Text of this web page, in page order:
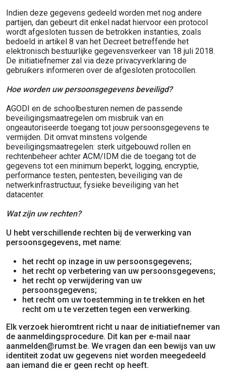
Indien deze gegevens gedeeld worden met nog andere
partijen, dan gebeurt dit enkel nadat hiervoor een protocol
wordt afgesloten tussen de betrokken instanties, zoals
bedoeld in artikel 8 van het Decreet betreffende het
elektronisch bestuurlijke gegevensverkeer van 18 juli 2018.
De initiatiefnemer zal via deze privacyverklaring de
gebruikers informeren over de afgesloten protocollen.
Hoe worden uw persoonsgegevens beveiligd?
AGODI en de schoolbesturen nemen de passende
beveiligingsmaatregelen om misbruik van en
ongeautoriseerde toegang tot jouw persoonsgegevens te
vermijden. Dit omvat minstens volgende
beveiligingsmaatregelen: sterk uitgebouwd rollen en
rechtenbeheer achter ACM/IDM die de toegang tot de
gegevens tot een minimum beperkt, logging, encryptie,
performance testen, pentesten, beveiliging van de
netwerkinfrastructuur, fysieke beveiliging van het
datacenter.
Wat zijn uw rechten?
U hebt verschillende rechten bij de verwerking van
persoonsgegevens, met name:
het recht op inzage in uw persoonsgegevens;
het recht op verbetering van uw persoonsgegevens;
het recht op verwijdering van uw
persoonsgegevens;
het recht om uw toestemming in te trekken en het
recht om u te verzetten tegen een verwerking.
Elk verzoek hieromtrent richt u naar de initiatiefnemer van
de aanmeldingsprocedure. Dit kan per e-mail naar
aanmelden@rumst.be. We vragen dan een bewijs van uw
identiteit zodat uw gegevens niet worden meegedeeld
aan iemand die er geen recht op heeft.